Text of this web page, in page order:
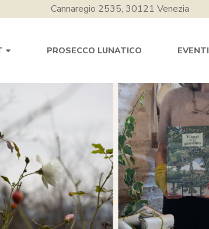
Cannaregio 2535, 30121 Venezia
PROSECCO LUNATICO EVENTI